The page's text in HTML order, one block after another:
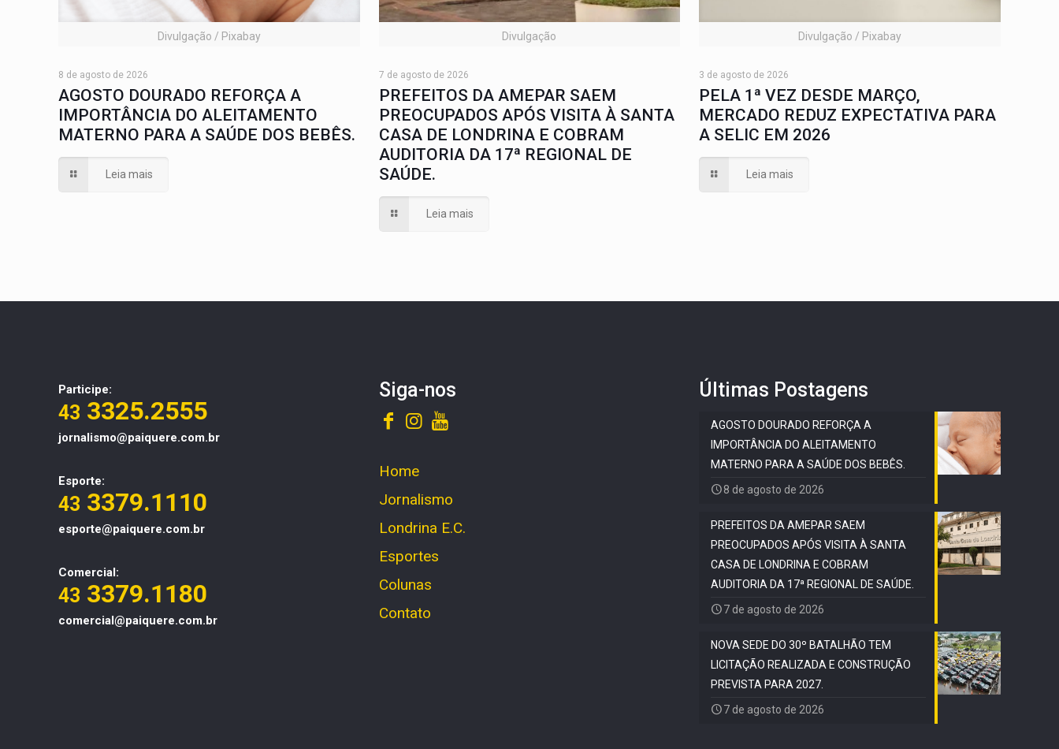
Divulgação / Pixabay
8 de agosto de 2026
AGOSTO DOURADO REFORÇA A
IMPORTÂNCIA DO ALEITAMENTO
MATERNO PARA A SAÚDE DOS BEBÊS.
Leia mais
Divulgação
7 de agosto de 2026
PREFEITOS DA AMEPAR SAEM
PREOCUPADOS APÓS VISITA À SANTA
CASA DE LONDRINA E COBRAM
AUDITORIA DA 17ª REGIONAL DE
SAÚDE.
Leia mais
Divulgação / Pixabay
3 de agosto de 2026
PELA 1ª VEZ DESDE MARÇO,
MERCADO REDUZ EXPECTATIVA PARA
A SELIC EM 2026
Leia mais
Participe:
43 3325.2555
jornalismo@paiquere.com.br
Esporte:
43 3379.1110
esporte@paiquere.com.br
Comercial:
43 3379.1180
comercial@paiquere.com.br
Siga-nos
Home
Jornalismo
Londrina E.C.
Esportes
Colunas
Contato
Últimas Postagens
AGOSTO DOURADO REFORÇA A
IMPORTÂNCIA DO ALEITAMENTO
MATERNO PARA A SAÚDE DOS BEBÊS.
8 de agosto de 2026
PREFEITOS DA AMEPAR SAEM
PREOCUPADOS APÓS VISITA À SANTA
CASA DE LONDRINA E COBRAM
AUDITORIA DA 17ª REGIONAL DE SAÚDE.
7 de agosto de 2026
NOVA SEDE DO 30º BATALHÃO TEM
LICITAÇÃO REALIZADA E CONSTRUÇÃO
PREVISTA PARA 2027.
7 de agosto de 2026